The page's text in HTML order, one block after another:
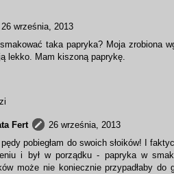
26 września, 2013
taka papryka? Moja zrobiona
lekko. Mam kiszoną paprykę.
Fert
26 września, 2013
pobiegłam do swoich słoików! I
i był w porządku - papryka w
może nie koniecznie przypadłaby